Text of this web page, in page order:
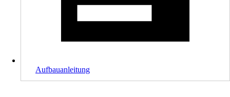
Aufbauanleitung